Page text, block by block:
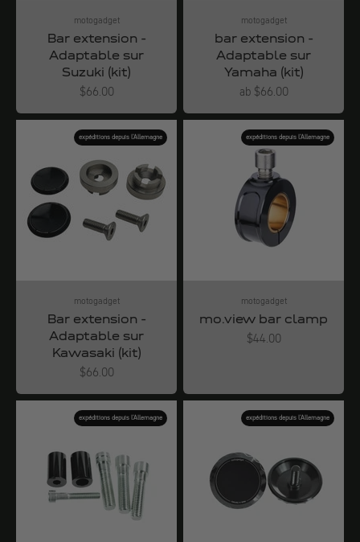
motogadget
Bar extension -
Adaptable sur
Suzuki (kit)
Angebot
$66.00
motogadget
bar extension -
Adaptable sur
Yamaha (kit)
Angebot
ab $66.00
expéditions depuis l'Allemagne
motogadget
Bar extension -
Adaptable sur
Kawasaki (kit)
Angebot
$66.00
expéditions depuis l'Allemagne
motogadget
mo.view bar clamp
Angebot
$44.00
expéditions depuis l'Allemagne expéditions depuis l'Allemagne